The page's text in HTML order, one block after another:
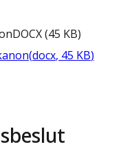
DOCX(45 KB)
(docx, 45 KB)